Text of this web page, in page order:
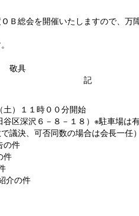
Ｂ総会を開催いたしますので、万
）１１時００分開始
区深沢６－８－１８）※駐車場は有
議決、可否同数の場合は会長一任）
の件
件
ングスタッフ